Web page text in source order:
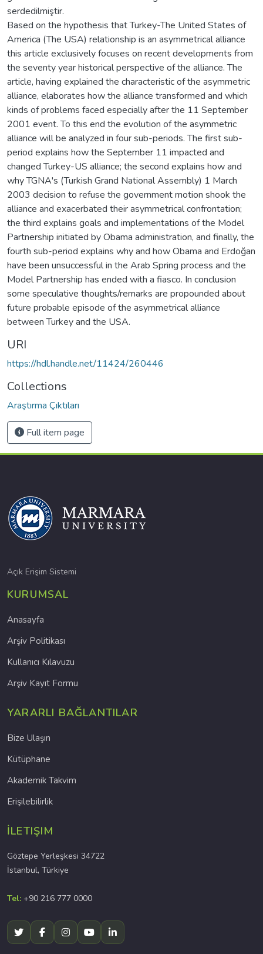
serdedilmiştir.
Based on the hypothesis that Turkey-The United States of
America (The USA) relationship is an asymmetrical alliance
this article exclusively focuses on recent developments from
the seventy year historical perspective of the alliance. The
article, having explained the characteristic of the asymmetric
alliance, elaborates how the alliance transformed and which
kinds of problems faced especially after the 11 September
2001 event. To this end the evolution of the asymmetric
alliance will be analyzed in four sub-periods. The first sub-
period explains how the September 11 impacted and
changed Turkey-US alliance; the second explains how and
why TGNA's (Turkish Grand National Assembly) 1 March
2003 decision to refuse the government motion shook the
alliance and exacerbated their asymmetrical confrontation;
the third explains goals and implementations of the Model
Partnership initiated by Obama administration, and finally, the
fourth sub-period explains why and how Obama and Erdoğan
have been unsuccessful in the Arab Spring process and the
Model Partnership has ended with a fiasco. In conclusion
some speculative thoughts/remarks are propounded about
future probable episode of the asymmetrical alliance
between Turkey and the USA.
URI
https://hdl.handle.net/11424/260446
Collections
Araştırma Çıktıları
Full item page
Açık Erişim Sistemi
KURUMSAL
Anasayfa
Arşiv Politikası
Kullanıcı Kılavuzu
Arşiv Kayıt Formu
YARARLI BAĞLANTILAR
Bize Ulaşın
Kütüphane
Akademik Takvim
Erişilebilirlik
İLETIŞIM
Göztepe Yerleşkesi 34722
İstanbul, Türkiye
Tel: +90 216 777 0000